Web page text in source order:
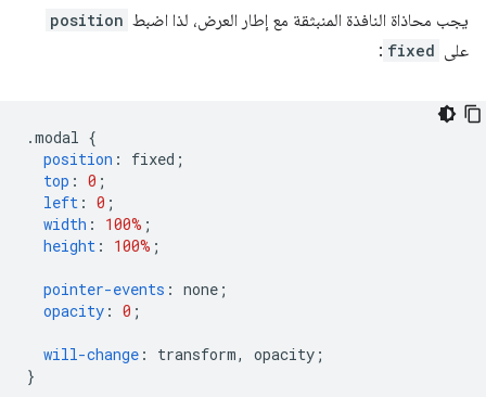
يجب محاذاة النافذة المنبثقة مع إطار العرض، لذا اضبط position
على fixed
:
.modal {
position : fixed ;
top : 0 ;
left : 0 ;
width : 100% ;
height : 100% ;
pointer-events : none ;
opacity : 0 ;
will-change : transform, opacity ;
}